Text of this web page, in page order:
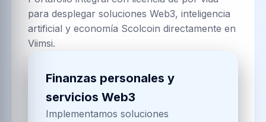
para desplegar soluciones Web3, inteligencia
artificial y economía Scolcoin directamente en
Viimsi.
Finanzas personales y
servicios Web3
Implementamos soluciones